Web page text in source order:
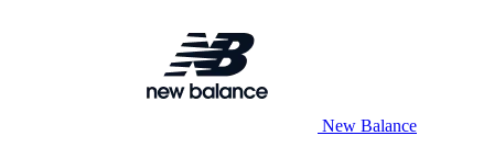
New Balance